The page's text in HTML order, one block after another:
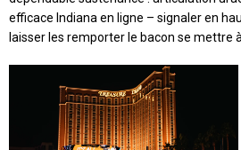
efficace Indiana en ligne – signaler en
laisser les remporter le bacon se mettre à